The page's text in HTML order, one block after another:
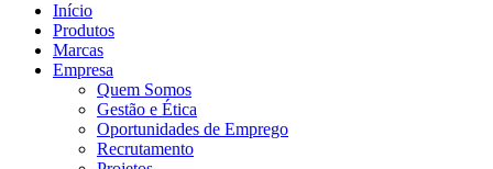
Início
Produtos
Marcas
Empresa
Quem Somos
Gestão e Ética
Oportunidades de Emprego
Recrutamento